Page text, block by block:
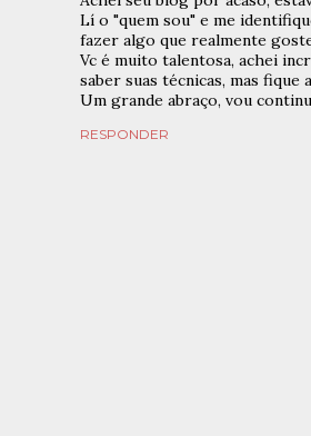
Lí o "quem sou" e me
fazer algo que realmente
Vc é muito talentosa, achei
saber suas técnicas, mas fique
Um grande abraço, vou
RESPONDER